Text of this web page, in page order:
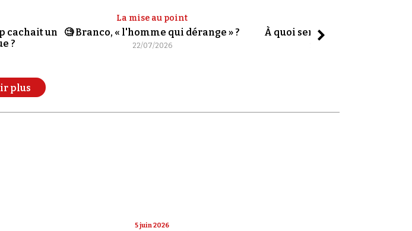
cachait un
?
La mise au point
🧐 Branco, « l'homme qui dérange » ?
22/07/2026
À quoi servent les slogans ?
plus
5 juin 2026